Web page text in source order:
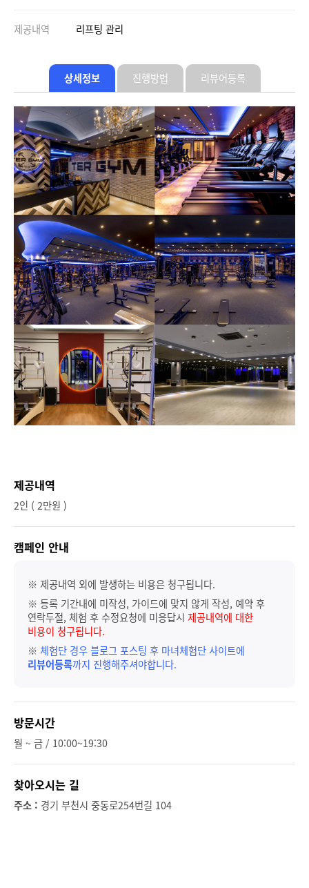
제공내역 리프팅 관리
상세정보 진행방법 리뷰어등록
제공내역
2인 ( 2만원 )
캠페인 안내
※ 제공내역 외에 발생하는 비용은 청구됩니다.
※ 등록 기간내에 미작성, 가이드에 맞지 않게 작성, 예약 후
연락두절, 체험 후 수정요청에 미응답시 제공내역에 대한
비용이 청구됩니다.
※ 체험단 경우 블로그 포스팅 후 마녀체험단 사이트에
리뷰어등록까지 진행해주셔야합니다.
방문시간
월 ~ 금 / 10:00~19:30
찾아오시는 길
주소 : 경기 부천시 중동로254번길 104